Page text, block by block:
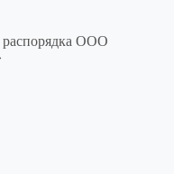
распорядка ООО